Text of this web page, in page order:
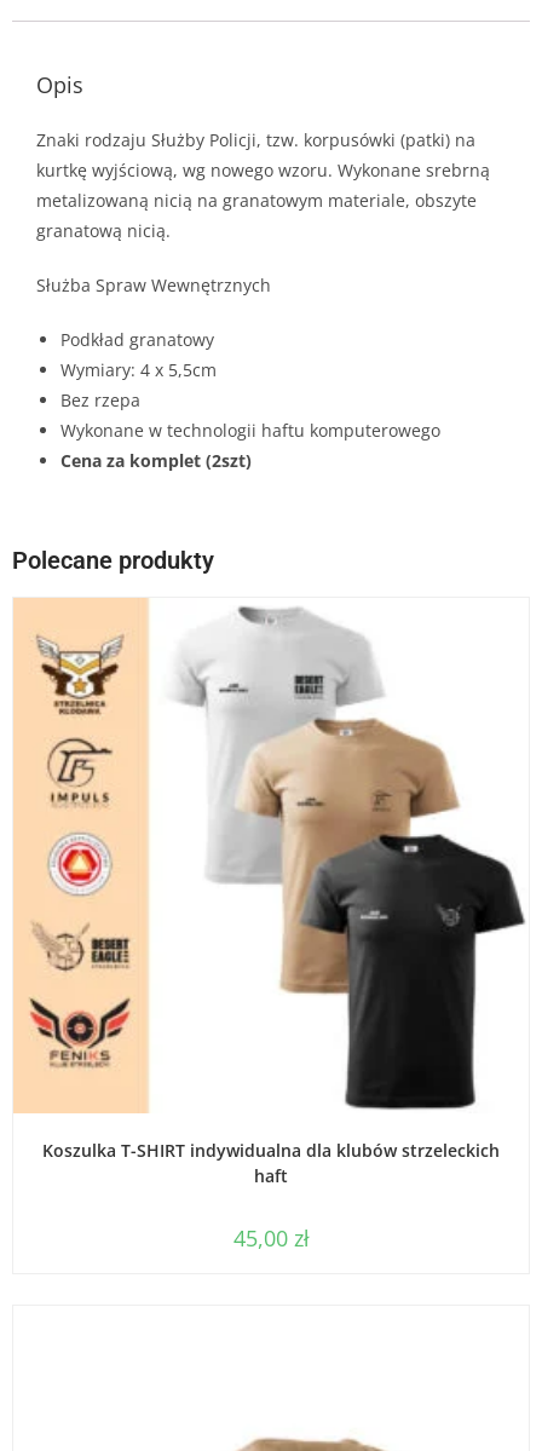
Opis
Znaki rodzaju Służby Policji, tzw. korpusówki (patki) na
kurtkę wyjściową, wg nowego wzoru. Wykonane srebrną
metalizowaną nicią na granatowym materiale, obszyte
granatową nicią.
Służba Spraw Wewnętrznych
Podkład granatowy
Wymiary: 4 x 5,5cm
Bez rzepa
Wykonane w technologii haftu komputerowego
Cena za komplet (2szt)
Polecane produkty
Koszulka T-SHIRT indywidualna dla klubów strzeleckich
haft
45,00 zł